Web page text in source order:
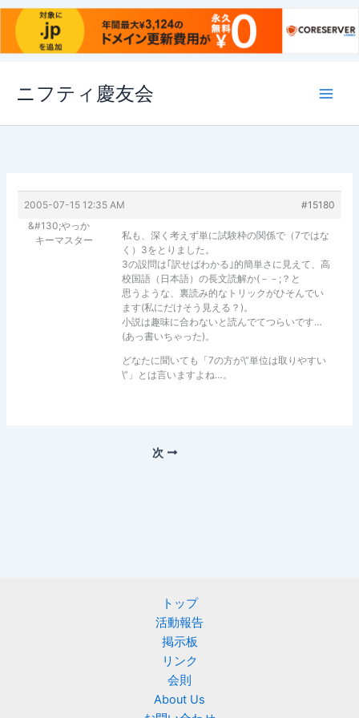
ス
ニフティ慶友会
2005-07-15 12:35 AM
#15180
&#130;やっか
キーマスター
私も、深く考えず単に試験枠の関係で（7ではな
く）3をとりました。
3の設問は｢訳せばわかる｣的簡単さに見えて、高
校国語（日本語）の長文読解か(－－;？と
思うような、裏読み的なトリックがひそんでい
ます(私にだけそう見える？)。
小説は趣味に合わないと読んでてつらいです…
(あっ書いちゃった)。
どなたに聞いても「7の方が\”単位は取りやすい
\”」とは言いますよね…。
次
トップ
活動報告
掲示板
リンク
会則
About Us